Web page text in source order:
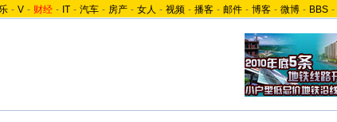
- V - 财经 - IT - 汽车 - 房产 - 女人 - 视频 - 播客 - 邮件 - 博客 - 微博 - BBS -